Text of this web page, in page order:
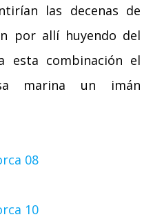
las decenas de
por allí huyendo del
esta combinación el
marina un imán